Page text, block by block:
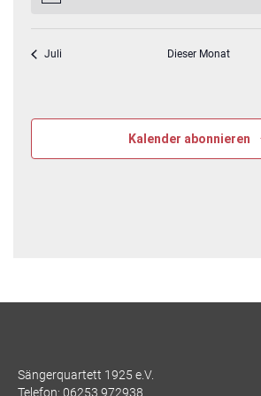
Juli Dieser Monat
Kalender abonnieren
Sängerquartett 1925 e.V.
Telefon: 06253 972938